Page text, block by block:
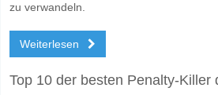
Wofür ist die richtige
Auf der riskanten Seite, können Sie das
zu verwandeln.
Weiterlesen
Top 10 der besten Penalty-Killer